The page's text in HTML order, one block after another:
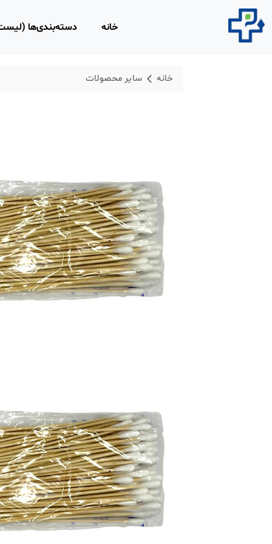
خانه دسته‌بندی‌ها
فیزیوتراپی
تجهیزات امداد و
ابزار و تجهیزات
معاینه
محصولات خانگی
بهداشتی
محصولات
خانه سایر محصولات